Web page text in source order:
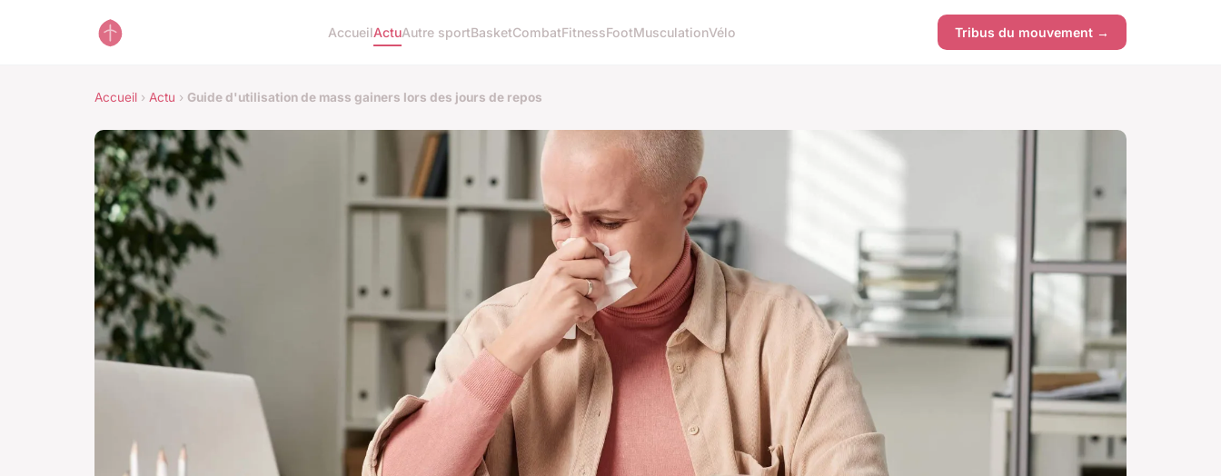
AccueilActuAutre sportBasketCombatFitnessFootMusculationVélo Tribus du mouvement →
Accueil › Actu › Guide d'utilisation de mass gainers lors des jours de repos